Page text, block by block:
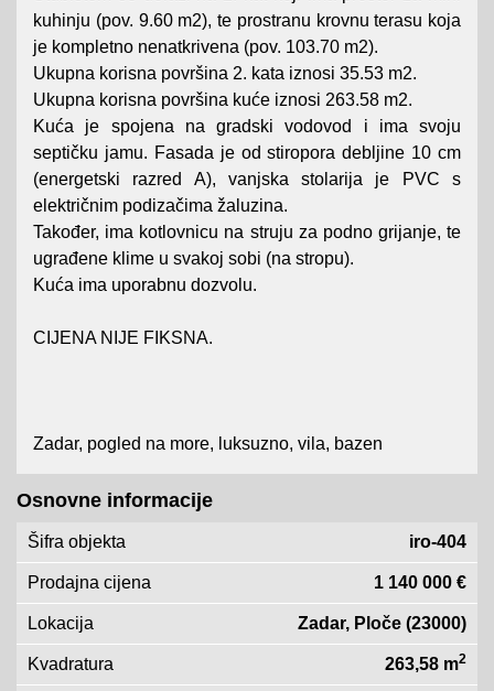
kuhinju (pov. 9.60 m2), te prostranu krovnu terasu koja
je kompletno nenatkrivena (pov. 103.70 m2).
Ukupna korisna površina 2. kata iznosi 35.53 m2.
Ukupna korisna površina kuće iznosi 263.58 m2.
Kuća je spojena na gradski vodovod i ima svoju
septičku jamu. Fasada je od stiropora debljine 10 cm
(energetski razred A), vanjska stolarija je PVC s
električnim podizačima žaluzina.
Također, ima kotlovnicu na struju za podno grijanje, te
ugrađene klime u svakoj sobi (na stropu).
Kuća ima uporabnu dozvolu.
CIJENA NIJE FIKSNA.
Zadar, pogled na more, luksuzno, vila, bazen
Osnovne informacije
Šifra objekta iro-404
Prodajna cijena 1 140 000 €
Lokacija Zadar, Ploče (23000)
Kvadratura 263,58 m2